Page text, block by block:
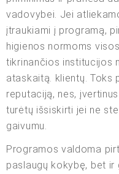
vadovybei. Jei
įtraukiami į programą,
higienos normoms
tikrinančios institucijos
ataskaitą. klientų. Toks
reputaciją, nes,
turėtų išsiskirti jei ne
gaivumu.
Programos valdoma
paslaugų kokybę, bet ir